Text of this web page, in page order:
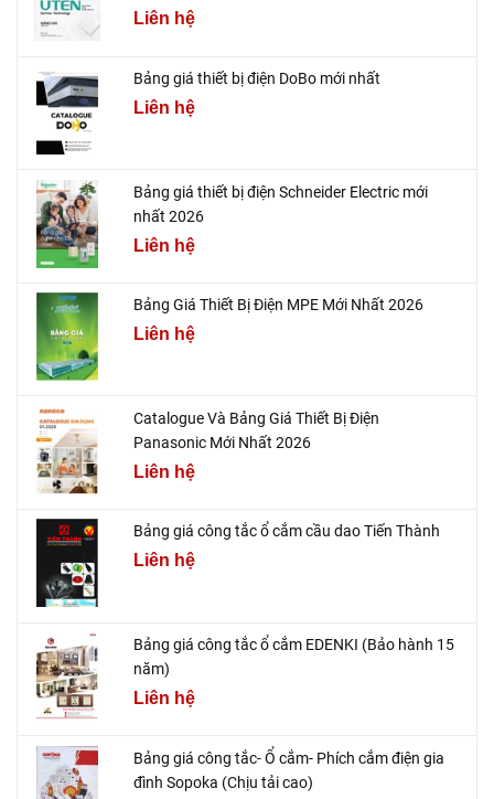
Liên hệ
Bảng giá thiết bị điện DoBo mới nhất
Liên hệ
Bảng giá thiết bị điện Schneider Electric mới
nhất 2026
Liên hệ
Bảng Giá Thiết Bị Điện MPE Mới Nhất 2026
Liên hệ
Catalogue Và Bảng Giá Thiết Bị Điện
Panasonic Mới Nhất 2026
Liên hệ
Bảng giá công tắc ổ cắm cầu dao Tiến Thành
Liên hệ
Bảng giá công tắc ổ cắm EDENKI (Bảo hành 15
năm)
Liên hệ
Bảng giá công tắc- Ổ cắm- Phích cắm điện gia
đình Sopoka (Chịu tải cao)